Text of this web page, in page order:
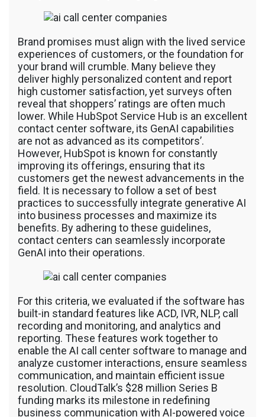
Brand promises must align with the lived service
experiences of customers, or the foundation for
your brand will crumble. Many believe they
deliver highly personalized content and report
high customer satisfaction, yet surveys often
reveal that shoppers’ ratings are often much
lower. While HubSpot Service Hub is an excellent
contact center software, its GenAI capabilities
are not as advanced as its competitors’.
However, HubSpot is known for constantly
improving its offerings, ensuring that its
customers get the newest advancements in the
field. It is necessary to follow a set of best
practices to successfully integrate generative AI
into business processes and maximize its
benefits. By adhering to these guidelines,
contact centers can seamlessly incorporate
GenAI into their operations.
For this criteria, we evaluated if the software has
built-in standard features like ACD, IVR, NLP, call
recording and monitoring, and analytics and
reporting. These features work together to
enable the AI call center software to manage and
analyze customer interactions, ensure seamless
communication, and maintain efficient issue
resolution. CloudTalk’s $28 million Series B
funding marks its milestone in redefining
business communication with AI-powered voice